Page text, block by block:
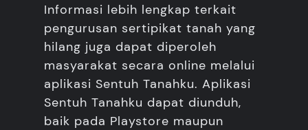
Informasi lebih lengkap terkait
pengurusan sertipikat tanah yang
hilang juga dapat diperoleh
masyarakat secara online melalui
aplikasi Sentuh Tanahku. Aplikasi
Sentuh Tanahku dapat diunduh,
baik pada Playstore maupun